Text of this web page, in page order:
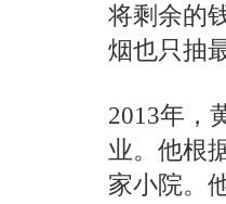
将剩余的
烟也只抽
2013年，
业。他根
家小院。